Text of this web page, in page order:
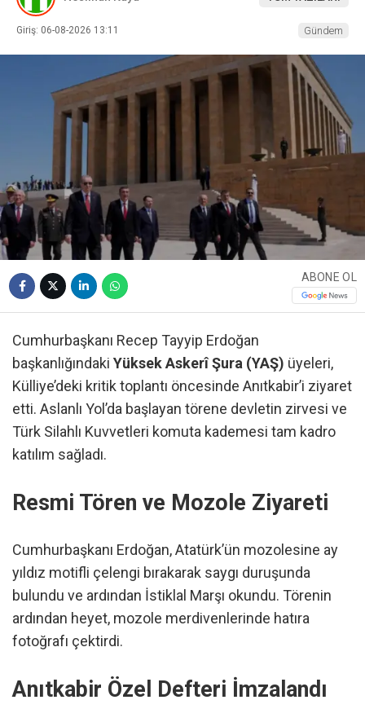
Giriş: 06-08-2026 13:11 Gündem
ABONE OL
Cumhurbaşkanı Recep Tayyip Erdoğan
başkanlığındaki Yüksek Askerî Şura (YAŞ) üyeleri,
Külliye’deki kritik toplantı öncesinde Anıtkabir’i ziyaret
etti. Aslanlı Yol’da başlayan törene devletin zirvesi ve
Türk Silahlı Kuvvetleri komuta kademesi tam kadro
katılım sağladı.
Resmi Tören ve Mozole Ziyareti
Cumhurbaşkanı Erdoğan, Atatürk’ün mozolesine ay
yıldız motifli çelengi bırakarak saygı duruşunda
bulundu ve ardından İstiklal Marşı okundu. Törenin
ardından heyet, mozole merdivenlerinde hatıra
fotoğrafı çektirdi.
Anıtkabir Özel Defteri İmzalandı